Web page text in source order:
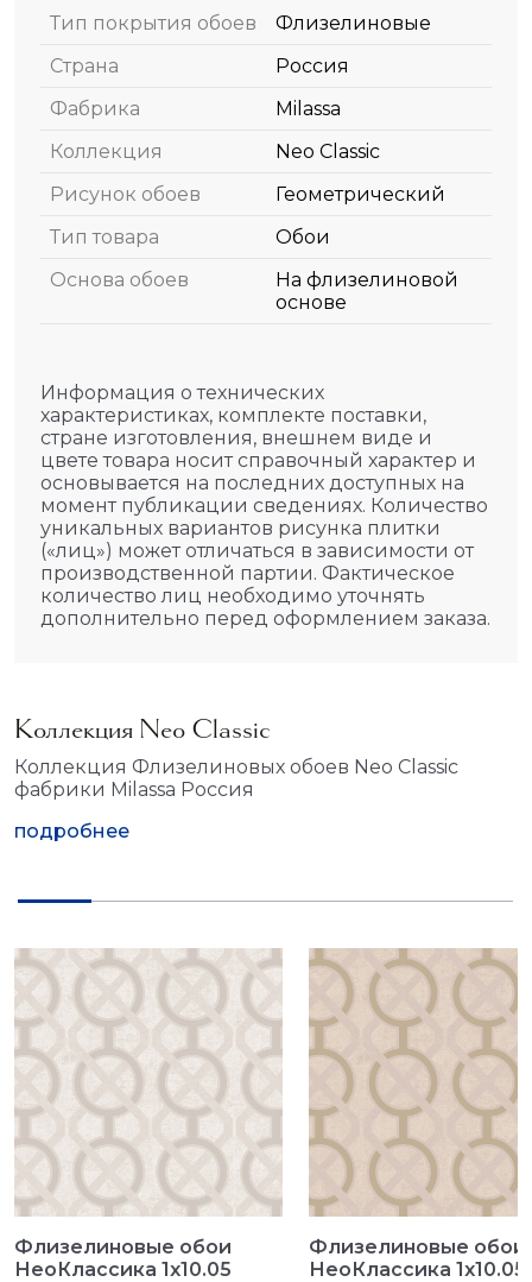
Тип покрытия обоев
Флизелиновые
Страна
Россия
Фабрика
Milassa
Коллекция
Neo Classic
Рисунок обоев
Геометрический
Тип товара
Обои
Основа обоев
На флизелиновой
основе
Информация о технических
характеристиках, комплекте поставки,
стране изготовления, внешнем виде и
цвете товара носит справочный характер и
основывается на последних доступных на
момент публикации сведениях. Количество
уникальных вариантов рисунка плитки
(«лиц») может отличаться в зависимости от
производственной партии. Фактическое
количество лиц необходимо уточнять
дополнительно перед оформлением заказа.
Коллекция Neo Classic
Коллекция Флизелиновых обоев Neo Classic
фабрики Milassa Россия
подробнее
Флизелиновые обои
НеоКлассика 1x10.05
Флизелиновые обои
НеоКлассика 1x10.05